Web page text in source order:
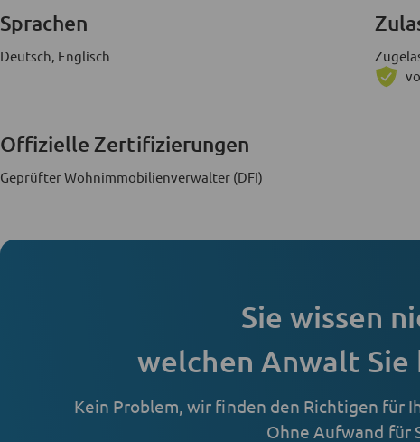
Sprachen
Deutsch, Englisch
Offizielle Zertifizierungen
Geprüfter Wohnimmobilienverwalter (DFI)
Sie wissen
welchen Anwalt Sie
Kein Problem, wir finden den Richtigen für
Ohne Aufwand für